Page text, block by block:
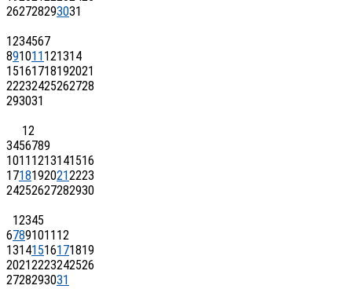
262728293031
1234567
891011 121314
15161718192021
22232425262728
293031
12
3456789
1011 1213141516
17181920212223
24252627282930
12345
67891011 12
13141516171819
20212223242526
2728293031